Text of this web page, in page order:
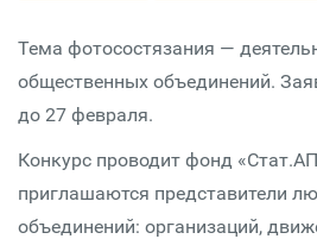
Тема фотосостязания —
общественных объединений.
до 27 февраля.
Конкурс проводит фонд
приглашаются представители
объединений: организаций,